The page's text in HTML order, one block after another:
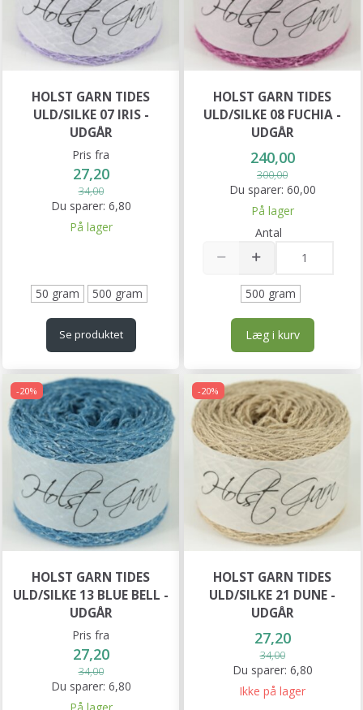
HOLST GARN TIDES
ULD/SILKE 07 IRIS -
UDGÅR
Pris fra
27,20
34,00
Du sparer: 6,80
På lager
50 gram 500 gram
Se produktet
HOLST GARN TIDES
ULD/SILKE 08 FUCHIA -
UDGÅR
240,00
300,00
Du sparer: 60,00
På lager
Antal
500 gram
Læg i kurv
-20%
HOLST GARN TIDES
ULD/SILKE 13 BLUE BELL -
UDGÅR
Pris fra
27,20
34,00
Du sparer: 6,80
-20%
HOLST GARN TIDES
ULD/SILKE 21 DUNE -
UDGÅR
27,20
34,00
Du sparer: 6,80
Ikke på lager